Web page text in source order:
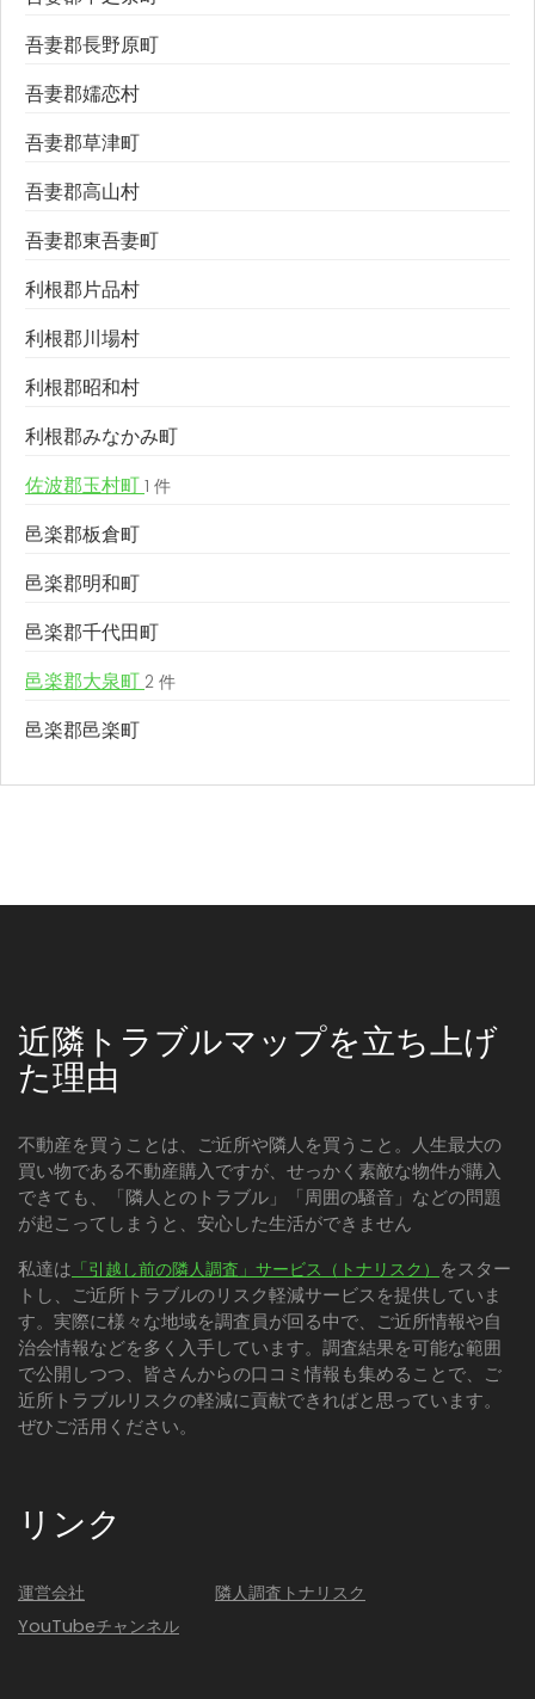
吾妻郡長野原町
吾妻郡嬬恋村
吾妻郡草津町
吾妻郡高山村
吾妻郡東吾妻町
利根郡片品村
利根郡川場村
利根郡昭和村
利根郡みなかみ町
佐波郡玉村町 1 件
邑楽郡板倉町
邑楽郡明和町
邑楽郡千代田町
邑楽郡大泉町 2 件
邑楽郡邑楽町
近隣トラブルマップを立ち上げ
た理由
不動産を買うことは、ご近所や隣人を買うこと。人生最大の
買い物である不動産購入ですが、せっかく素敵な物件が購入
できても、「隣人とのトラブル」「周囲の騒音」などの問題
が起こってしまうと、安心した生活ができません
私達は 「引越し前の隣人調査」サービス（トナリスク） をスター
トし、ご近所トラブルのリスク軽減サービスを提供していま
す。実際に様々な地域を調査員が回る中で、ご近所情報や自
治会情報などを多く入手しています。調査結果を可能な範囲
で公開しつつ、皆さんからの口コミ情報も集めることで、ご
近所トラブルリスクの軽減に貢献できればと思っています。
ぜひご活用ください。
リンク
運営会社
YouTubeチャンネル
隣人調査トナリスク